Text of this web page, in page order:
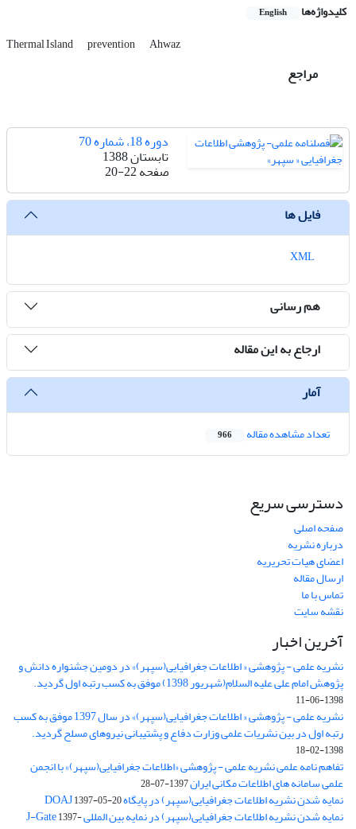
کلیدواژه‌ها English
Thermal Island prevention Ahwaz
مراجع
دوره 18، شماره 70
تابستان 1388
صفحه20-22
فایل ها
هم رسانی
ارجاع به این مقاله
آمار
تعداد مشاهده مقاله 966
دسترسی سریع
صفحه اصلی
درباره نشریه
اعضای هیات تحریریه
ارسال مقاله
تماس با ما
نقشه سایت
آخرین اخبار
نشریه علمی - پژوهشی « اطلاعات جغرافیایی(سپهر)» در دومین جشنواره دانش و
پژوهش امام علی علیه السلام(شهریور 1398) موفق به کسب رتبه اول گردید.
1398-06-11
نشریه علمی - پژوهشی « اطلاعات جغرافیایی(سپهر)» در سال 1397 موفق به کسب
رتبه اول در بین نشریات علمی وزارت دفاع و پشتیبانی نیروهای مسلح گردید.
1398-02-18
تفاهم نامه علمی نشریه علمی - پژوهشی «اطلاعات جغرافیایی(سپهر)» با انجمن
علمی سامانه های اطلاعات مکانی ایران1397-07-28
نمایه شدن نشریه اطلاعات جغرافیایی(سپهر) در پایگاه DOAJ1397-05-20
نمایه شدن نشریه اطلاعات جغرافیایی(سپهر) در نمایه بین المللی J-Gate1397-